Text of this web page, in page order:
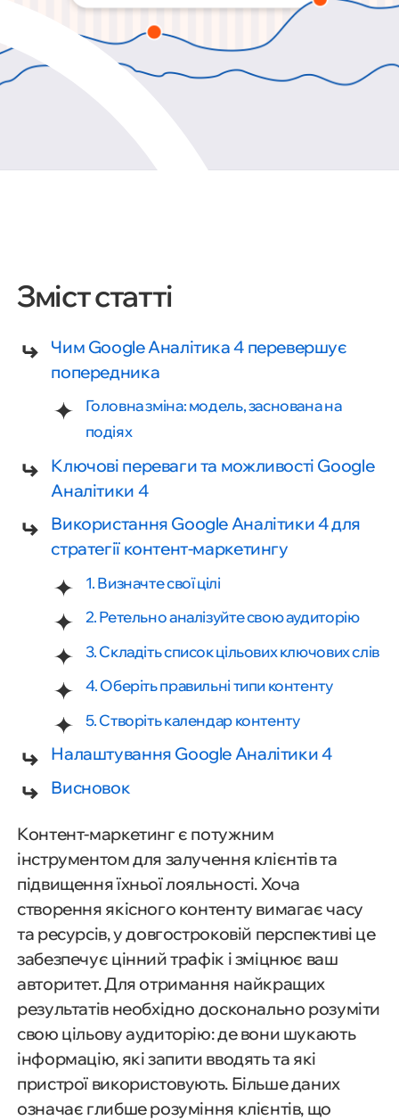
Зміст статті
Чим Google Аналітика 4 перевершує
попередника
Головна зміна: модель, заснована на
подіях
Ключові переваги та можливості Google
Аналітики 4
Використання Google Аналітики 4 для
стратегії контент-маркетингу
1. Визначте свої цілі
2. Ретельно аналізуйте свою аудиторію
3. Складіть список цільових ключових слів
4. Оберіть правильні типи контенту
5. Створіть календар контенту
Налаштування Google Аналітики 4
Висновок
Контент-маркетинг є потужним
інструментом для залучення клієнтів та
підвищення їхньої лояльності. Хоча
створення якісного контенту вимагає часу
та ресурсів, у довгостроковій перспективі це
забезпечує цінний трафік і зміцнює ваш
авторитет. Для отримання найкращих
результатів необхідно досконально розуміти
свою цільову аудиторію: де вони шукають
інформацію, які запити вводять та які
пристрої використовують. Більше даних
означає глибше розуміння клієнтів, що